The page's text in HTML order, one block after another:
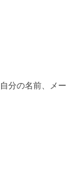
分の名前、メー